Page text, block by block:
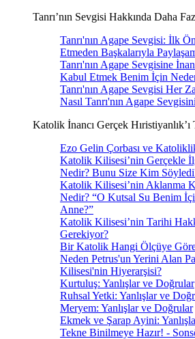
Tanrı’nın Sevgisi Hakkında Daha
Tanrı'nın Agape Sevgisi: İlk
Etmeden Başkalarıyla
Tanrı'nın Agape Sevgisine
Kabul Etmek Benim İçin
Tanrı'nın Agape Sevgisi Her
Nasıl Tanrı'nın Agape
Katolik İnancı Gerçek
Ezo Gelin Çorbası ve
Katolik Kilisesi’nin Gerçekle
Nedir? Bunu Size Kim
Katolik Kilisesi’nin Aklanma
Nedir? “O Kutsal Su Benim
Anne?”
Katolik Kilisesi’nin Tarihi
Gerekiyor?
Bir Katolik Hangi Ölçüye Göre
Neden Petrus'un Yerini Alan
Kilisesi'nin Hiyerarşisi?
Kurtuluş: Yanlışlar ve Doğrular
Ruhsal Yetki: Yanlışlar ve
Meryem: Yanlışlar ve Doğrular
Ekmek ve Şarap Ayini:
Tekne Binilmeye Hazır! -